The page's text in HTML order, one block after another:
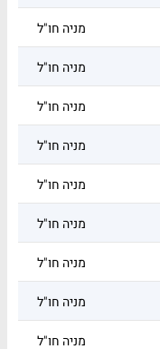
מניה חו"ל
מניה חו"ל
מניה חו"ל
מניה חו"ל
מניה חו"ל
מניה חו"ל
מניה חו"ל
מניה חו"ל
מניה חו"ל